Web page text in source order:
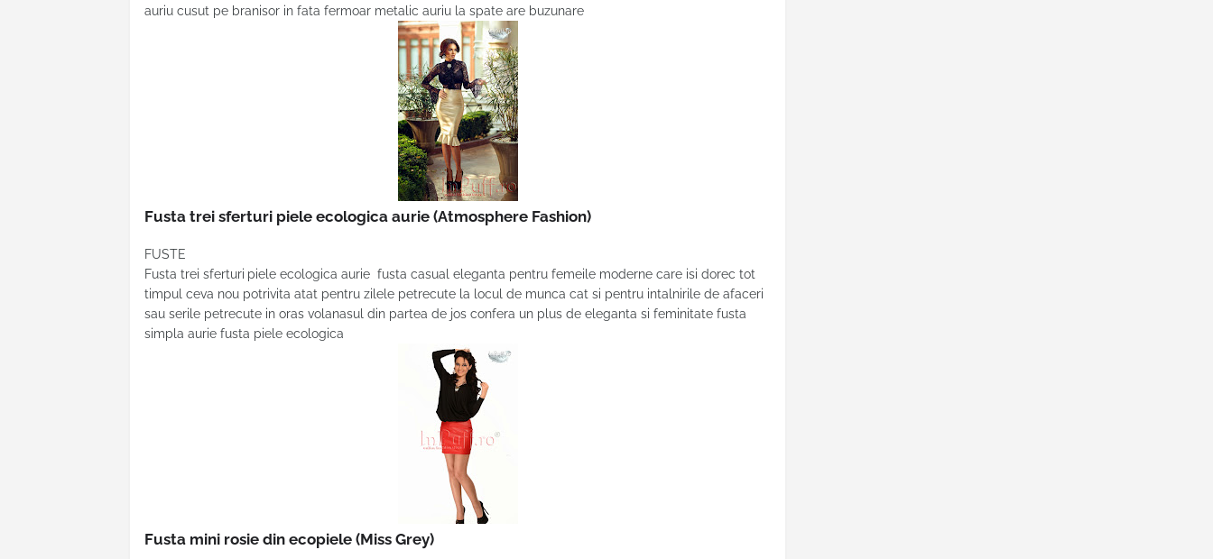
auriu cusut pe branisor in fata fermoar metalic auriu la spate are buzunare
Fusta trei sferturi piele ecologica aurie (Atmosphere Fashion)
FUSTE
Fusta trei sferturi piele ecologica aurie fusta casual eleganta pentru femeile moderne care isi dorec tot
timpul ceva nou potrivita atat pentru zilele petrecute la locul de munca cat si pentru intalnirile de afaceri
sau serile petrecute in oras volanasul din partea de jos confera un plus de eleganta si feminitate fusta
simpla aurie fusta piele ecologica
Fusta mini rosie din ecopiele (Miss Grey)